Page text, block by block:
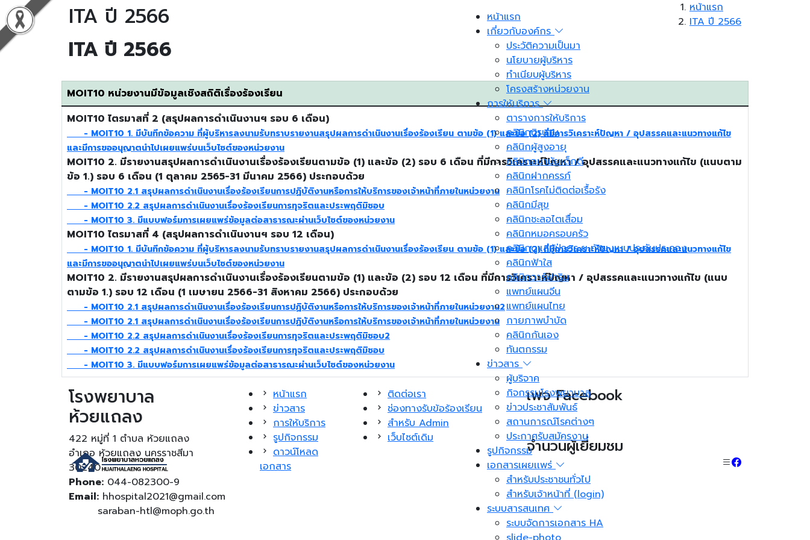
หน้าแรก
เกี่ยวกับองค์กร
ประวัติความเป็นมา
นโยบายผู้บริหาร
ทำเนียบผู้บริหาร
โครงสร้างหน่วยงาน
การให้บริการ
ตารางการให้บริการ
คลินิกนิรนาม
คลินิกผู้สูงอายุ
คลินิกอนามัยเด็กดี
คลินิกฝากครรภ์
คลินิกโรคไม่ติดต่อเรื้อรัง
คลินิกมีสุข
คลินิกชะลอไตเสื่อม
คลินิกหมอครอบครัว
คลินิกดูแลผู้ป่วยระยะท้าย แบบประคับประคอง
คลินิกฟ้าใส
คลินิกวาร์ฟาริน
แพทย์แผนจีน
แพทย์แผนไทย
กายภาพบำบัด
คลินิกกันเอง
ทันตกรรม
ข่าวสาร
ผู้บริจาค
กิจกรรมโรงพยาบาล
ข่าวประชาสัมพันธ์
สถานการณ์โรคต่างๆ
ประกาศรับสมัครงาน
รูปกิจกรรม
เอกสารเผยเเพร่
สำหรับประชาชนทั่วไป
สำหรับเจ้าหน้าที่ (login)
ระบบสารสนเทศ
ระบบจัดการเอกสาร HA
ITA ปี 2566
หน้าแรก
ITA ปี 2566
ITA ปี 2566
MOIT10 หน่วยงานมีข้อมูลเชิงสถิติเรื่องร้องเรียน
MOIT10 ไตรมาสที่ 2 (สรุปผลการดำเนินงานฯ รอบ 6 เดือน)
- MOIT10 1. มีบันทึกข้อความ ที่ผู้บริหารลงนามรับทราบรายงานสรุปผลการดำเนินงานเรื่องร้องเรียน ตามข้อ (1) และข้อ (2) ที่มีการวิเคราะห์ปัญหา / อุปสรรคและแนวทางแก้ไข
และมีการขออนุญาตนำไปเผยแพร่บนเว็บไซต์ของหน่วยงาน
MOIT10 2. มีรายงานสรุปผลการดำเนินงานเรื่องร้องเรียนตามข้อ (1) และข้อ (2) รอบ 6 เดือน ที่มีการวิเคราะห์ปัญหา / อุปสรรคและแนวทางแก้ไข (แนบตาม
ข้อ 1.) รอบ 6 เดือน (1 ตุลาคม 2565-31 มีนาคม 2566) ประกอบด้วย
- MOIT10 2.1 สรุปผลการดำเนินงานเรื่องร้องเรียนการปฏิบัติงานหรือการให้บริการของเจ้าหน้าที่ภายในหน่วยงาน
- MOIT10 2.2 สรุปผลการดำเนินงานเรื่องร้องเรียนการทุจริตและประพฤติมิชอบ
- MOIT10 3. มีแบบฟอร์มการเผยแพร่ข้อมูลต่อสาธารณะผ่านเว็บไซต์ของหน่วยงาน
MOIT10 ไตรมาสที่ 4 (สรุปผลการดำเนินงานฯ รอบ 12 เดือน)
- MOIT10 1. มีบันทึกข้อความ ที่ผู้บริหารลงนามรับทราบรายงานสรุปผลการดำเนินงานเรื่องร้องเรียน ตามข้อ (1) และข้อ (2) ที่มีการวิเคราะห์ปัญหา / อุปสรรคและแนวทางแก้ไข
และมีการขออนุญาตนำไปเผยแพร่บนเว็บไซต์ของหน่วยงาน
MOIT10 2. มีรายงานสรุปผลการดำเนินงานเรื่องร้องเรียนตามข้อ (1) และข้อ (2) รอบ 12 เดือน ที่มีการวิเคราะห์ปัญหา / อุปสรรคและแนวทางแก้ไข (แนบ
ตามข้อ 1.) รอบ 12 เดือน (1 เมษายน 2566-31 สิงหาคม 2566) ประกอบด้วย
- MOIT10 2.1 สรุปผลการดำเนินงานเรื่องร้องเรียนการปฏิบัติงานหรือการให้บริการของเจ้าหน้าที่ภายในหน่วยงาน2
- MOIT10 2.1 สรุปผลการดำเนินงานเรื่องร้องเรียนการปฏิบัติงานหรือการให้บริการของเจ้าหน้าที่ภายในหน่วยงาน
- MOIT10 2.2 สรุปผลการดำเนินงานเรื่องร้องเรียนการทุจริตและประพฤติมิชอบ2
- MOIT10 2.2 สรุปผลการดำเนินงานเรื่องร้องเรียนการทุจริตและประพฤติมิชอบ
- MOIT10 3. มีแบบฟอร์มการเผยแพร่ข้อมูลต่อสาธารณะผ่านเว็บไซต์ของหน่วยงาน
โรงพยาบาล
ห้วยแถลง
422 หมู่ที่ 1 ตำบล ห้วยแถลง
อำเภอ ห้วยแถลง นครราชสีมา
30240
Phone: 044-082300-9
Email: hhospital2021@gmail.com
saraban-htl@moph.go.th
หน้าแรก
ข่าวสาร
การให้บริการ
รูปกิจกรรม
ดาวน์โหลด
เอกสาร
ติดต่อเรา
ช่องทางรับข้อร้องเรียน
สำหรับ Admin
เว็บไซต์เดิม
เพจ Facebook
จำนวนผู้เยี่ยมชม